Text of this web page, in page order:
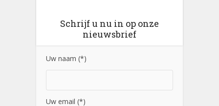
Schrijf u nu in op onze
nieuwsbrief
Uw naam (*)
Uw email (*)